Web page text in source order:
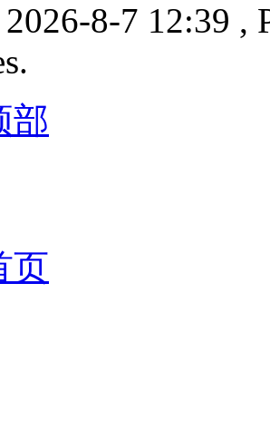
8-7 12:39 ,
部
页